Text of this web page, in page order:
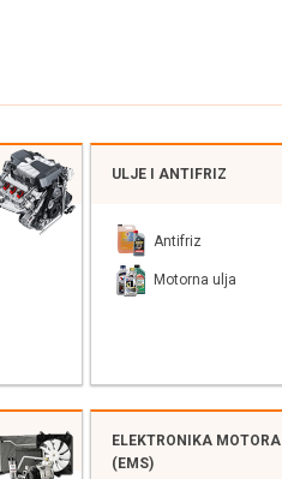
ULJE I ANTIFRIZ
Antifriz
Motorna ulja
ELEKTRONIKA MOTORA
(EMS)